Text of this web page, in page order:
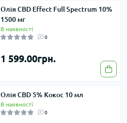
Олія CBD Effect Full Spectrum 10%
1500 мг
В наявності
0
1 599.00грн.
Олія CBD 5% Кокос 10 мл
В наявності
0